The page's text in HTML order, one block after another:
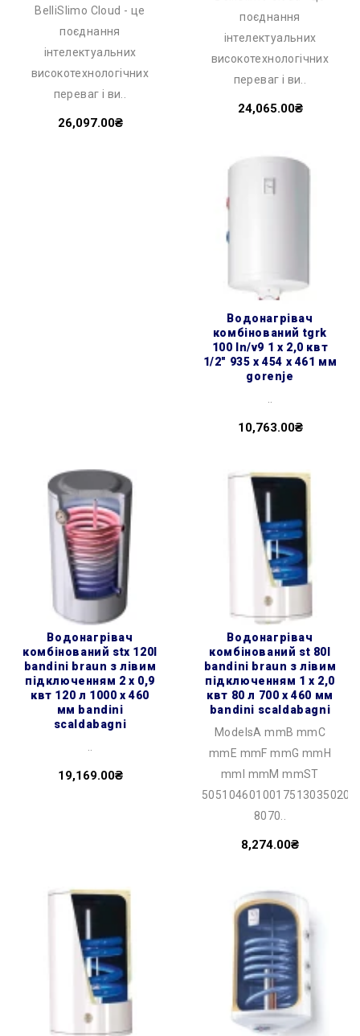
BelliSlimo Cloud - це
поєднання
інтелектуальних
високотехнологічних
переваг і ви..
26,097.00₴
поєднання
інтелектуальних
високотехнологічних
переваг і ви..
24,065.00₴
водонагрівач
комбінований tgrk
100 ln/v9 1 х 2,0 квт
1/2″ 935 x 454 x 461 мм
gorenje
10,763.00₴
водонагрівач
комбінований stx 120l
bandini braun з лівим
підключенням 2 х 0,9
квт 120 л 1000 x 460
мм bandini
scaldabagni
19,169.00₴
водонагрівач
комбінований st 80l
bandini braun з лівим
підключенням 1 х 2,0
квт 80 л 700 x 460 мм
bandini scaldabagni
ModelsA mmB mmC
mmE mmF mmG mmH
mmI mmM mmST
8070..
8,274.00₴